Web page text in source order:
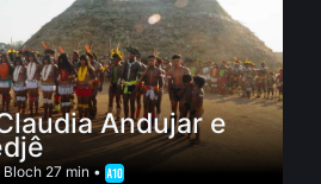
Andujar e
Bloch 27 min •